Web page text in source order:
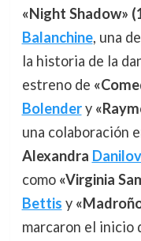
«Night Shadow»
Balanchine, una
la historia de la
estreno de
Bolendery
una colaboración
Alexandra
como «Virginia
Bettis y
marcaron el inicio